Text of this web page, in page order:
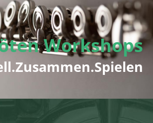
Workshops